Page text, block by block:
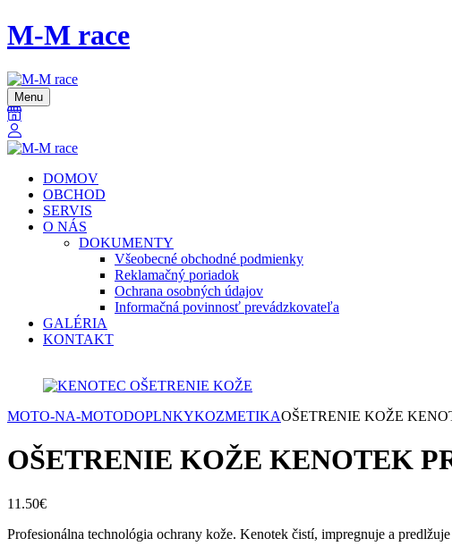
M-M race
Menu
DOMOV
OBCHOD
SERVIS
O NÁS
DOKUMENTY
Všeobecné obchodné podmienky
Reklamačný poriadok
Ochrana osobných údajov
Informačná povinnosť prevádzkovateľa
GALÉRIA
KONTAKT
MOTO-NA-MOTODOPLNKYKOZMETIKAOŠETRENIE KOŽE
OŠETRENIE KOŽE KENOTEK
11.50€
Profesionálna technológia ochrany kože. Kenotek čistí, impregnuje a